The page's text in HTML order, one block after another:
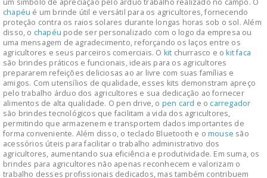
chapéu é um brinde útil e versátil para os agricultores, fornecendo
proteção contra os raios solares durante longas horas sob o sol. Além
disso, o chapéu pode ser personalizado com o logo da empresa ou
uma mensagem de agradecimento, reforçando os laços entre os
agricultores e seus parceiros comerciais. O kit churrasco e okitfaca
são brindes práticos e funcionais, ideais para os agricultores
prepararem refeições deliciosas ao ar livre com suas famílias e
amigos. Com utensílios de qualidade, esses kits demonstram apreço
pelo trabalho árduo dos agricultores e sua dedicação ao fornecer
alimentos de alta qualidade. O pen drive, o pen card e o carregador
são brindes tecnológicos que facilitam a vida dos agricultores,
permitindo que armazenem e transportem dados importantes de
forma conveniente. Além disso, o teclado Bluetooth e omouse são
acessórios úteis para facilitar o trabalho administrativo dos
agricultores, aumentando sua eficiência e produtividade. Em suma, os
brindes para agricultores não apenas reconhecem e valorizam o
trabalho desses profissionais dedicados, mas também contribuem